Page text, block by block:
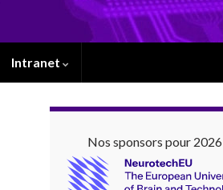
Intranet
Nos sponsors pour 2026